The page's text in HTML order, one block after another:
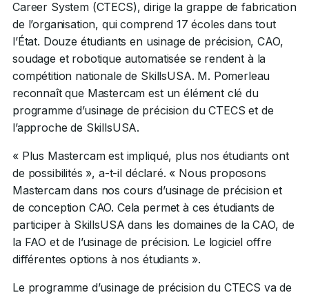
Career System (CTECS), dirige la grappe de fabrication
de l’organisation, qui comprend 17 écoles dans tout
l’État. Douze étudiants en usinage de précision, CAO,
soudage et robotique automatisée se rendent à la
compétition nationale de SkillsUSA. M. Pomerleau
reconnaît que Mastercam est un élément clé du
programme d’usinage de précision du CTECS et de
l’approche de SkillsUSA.
« Plus Mastercam est impliqué, plus nos étudiants ont
de possibilités », a-t-il déclaré. « Nous proposons
Mastercam dans nos cours d’usinage de précision et
de conception CAO. Cela permet à ces étudiants de
participer à SkillsUSA dans les domaines de la CAO, de
la FAO et de l’usinage de précision. Le logiciel offre
différentes options à nos étudiants ».
Le programme d’usinage de précision du CTECS va de